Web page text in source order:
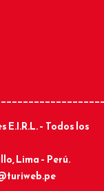
– Todos los
Lima – Perú.